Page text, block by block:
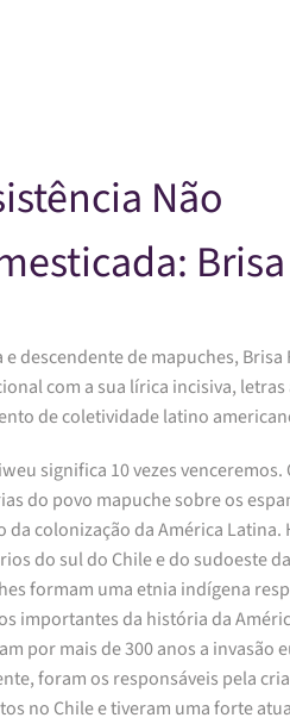
Não
descendente de mapuches, Brisa
com a sua lírica incisiva,
de coletividade latino
significa 10 vezes venceremos.
do povo mapuche sobre os
da colonização da América Latina.
do sul do Chile e do sudoeste
formam uma etnia indígena
importantes da história da
por mais de 300 anos a invasão
foram os responsáveis pela
no Chile e tiveram uma forte